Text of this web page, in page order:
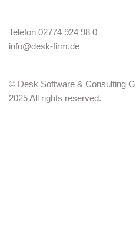
Telefon 02774 924 98 0
info@desk-firm.de
© Desk Software & Consulting
2025 All rights reserved.